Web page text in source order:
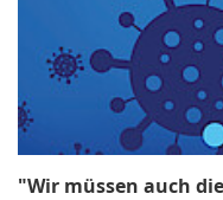
"Wir müssen auch